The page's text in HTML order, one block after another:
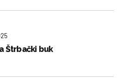
Štrbački buk